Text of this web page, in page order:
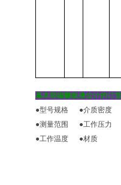
基本型磁翻板液位计的订
●型号规格
●介质密度
●测量范围
●工作压力
●工作温度
●材质